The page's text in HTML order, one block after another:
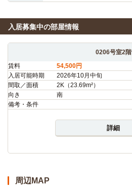
入居募集中の部屋情報
0206号室2階
賃料
54,500円
入居可能時期
2026年10月中旬
間取／面積
2K（23.69m²）
向き
南
備考・条件
詳細
周辺MAP